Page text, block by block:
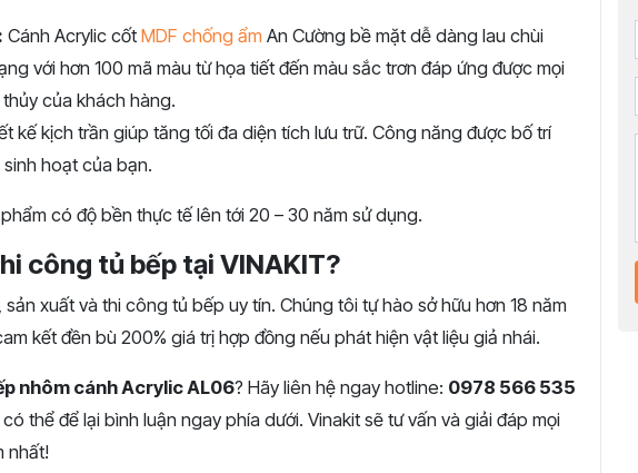
Cánh Acrylic cốt MDF chống ẩm An Cường bề mặt dễ dàng lau chùi
với hơn 100 mã màu từ họa tiết đến màu sắc trơn đáp ứng được mọi
của khách hàng.
kế kịch trần giúp tăng tối đa diện tích lưu trữ. Công năng được bố trí
hoạt của bạn.
có độ bền thực tế lên tới 20 – 30 năm sử dụng.
công tủ bếp tại VINAKIT?
xuất và thi công tủ bếp uy tín. Chúng tôi tự hào sở hữu hơn 18 năm
kết đền bù 200% giá trị hợp đồng nếu phát hiện vật liệu giả nhái.
nhôm cánh Acrylic AL06? Hãy liên hệ ngay hotline: 0978 566 535
thể để lại bình luận ngay phía dưới. Vinakit sẽ tư vấn và giải đáp mọi
nhất!